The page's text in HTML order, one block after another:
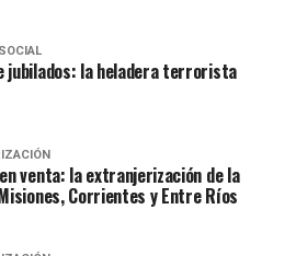
jubilados: la heladera terrorista
venta: la extranjerización de la
Corrientes y Entre Ríos